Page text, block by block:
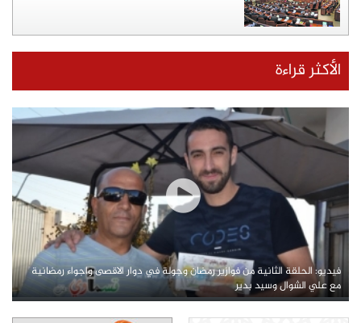
الأكثر قراءة
فيديو: الحلقة الثانية من فوازير رمضان وجولة في دوار الاقصى واجواء رمضانية
مع علي الشوال وسيد بدير